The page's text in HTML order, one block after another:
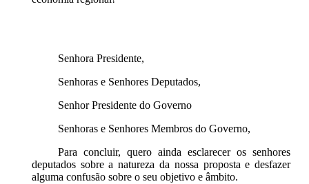
Senhora Presidente,
Senhoras e Senhores Deputados,
Senhor Presidente do Governo
Senhoras e Senhores Membros do Governo,
Para concluir, quero ainda esclarecer os senhores
deputados sobre a natureza da nossa proposta e desfazer
alguma confusão sobre o seu objetivo e âmbito.